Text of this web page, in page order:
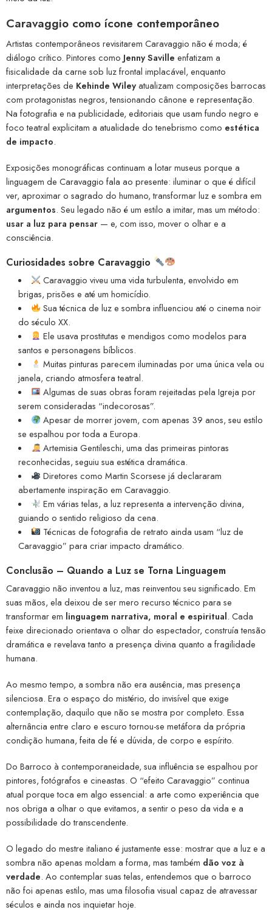
Caravaggio como ícone contemporâneo
Artistas contemporâneos revisitarem Caravaggio não é moda; é
diálogo crítico. Pintores como Jenny Saville enfatizam a
fisicalidade da carne sob luz frontal implacável, enquanto
interpretações de Kehinde Wileyatualizam composições barrocas
com protagonistas negros, tensionando cânone e representação.
Na fotografia e na publicidade, editoriais que usam fundo negro e
foco teatral explicitam a atualidade do tenebrismo como estética
de impacto.
Exposições monográficas continuam a lotar museus porque a
linguagem de Caravaggio fala ao presente: iluminar o que é difícil
ver, aproximar o sagrado do humano, transformar luz e sombra em
argumentos. Seu legado não é um estilo a imitar, mas um método:
usar a luz para pensar — e, com isso, mover o olhar e a
consciência.
Curiosidades sobre Caravaggio
Caravaggio viveu uma vida turbulenta, envolvido em
brigas, prisões e até um homicídio.
Sua técnica de luz e sombra influenciou até o cinema noir
do século XX.
Ele usava prostitutas e mendigos como modelos para
santos e personagens bíblicos.
Muitas pinturas parecem iluminadas por uma única vela ou
janela, criando atmosfera teatral.
Algumas de suas obras foram rejeitadas pela Igreja por
serem consideradas “indecorosas”.
Apesar de morrer jovem, com apenas 39 anos, seu estilo
se espalhou por toda a Europa.
Artemisia Gentileschi, uma das primeiras pintoras
reconhecidas, seguiu sua estética dramática.
Diretores como Martin Scorsese já declararam
abertamente inspiração em Caravaggio.
Em várias telas, a luz representa a intervenção divina,
guiando o sentido religioso da cena.
Técnicas de fotografia de retrato ainda usam “luz de
Caravaggio” para criar impacto dramático.
Conclusão – Quando a Luz se Torna Linguagem
Caravaggio não inventou a luz, mas reinventou seu significado. Em
suas mãos, ela deixou de ser mero recurso técnico para se
transformar em linguagem narrativa, moral e espiritual. Cada
feixe direcionado orientava o olhar do espectador, construía tensão
dramática e revelava tanto a presença divina quanto a fragilidade
humana.
Ao mesmo tempo, a sombra não era ausência, mas presença
silenciosa. Era o espaço do mistério, do invisível que exige
contemplação, daquilo que não se mostra por completo. Essa
alternância entre claro e escuro tornou-se metáfora da própria
condição humana, feita de fé e dúvida, de corpo e espírito.
Do Barroco à contemporaneidade, sua influência se espalhou por
pintores, fotógrafos e cineastas. O “efeito Caravaggio” continua
atual porque toca em algo essencial: a arte como experiência que
nos obriga a olhar o que evitamos, a sentir o peso da vida e a
possibilidade do transcendente.
O legado do mestre italiano é justamente esse: mostrar que a luz e a
sombra não apenas moldam a forma, mas também dão voz à
verdade. Ao contemplar suas telas, entendemos que o barroco
não foi apenas estilo, mas uma filosofia visual capaz de atravessar
séculos e ainda nos inquietar hoje.